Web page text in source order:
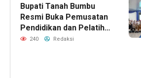
Bupati Tanah Bumbu
Resmi Buka Pemusatan
Pendidikan dan Pelatihan
Calon Paskibraka 2026
240 Redaksi